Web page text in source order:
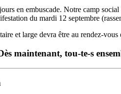
en embuscade. Notre camp social
du mardi 12 septembre
et large devra être au rendez-vous
maintenant, tou-te-s